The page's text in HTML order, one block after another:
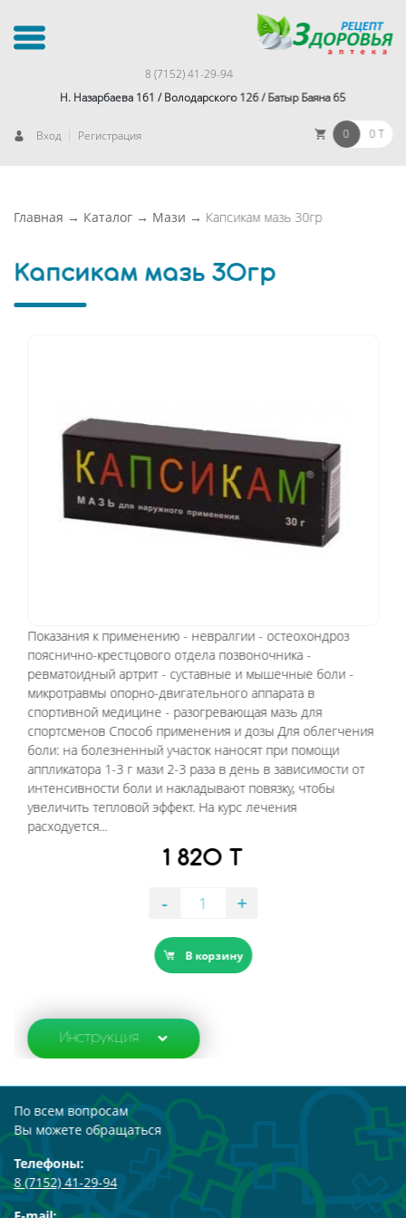
8 (7152) 41-29-94
Н. Назарбаева 161 / Володарского 126 / Батыр Баяна 65
Вход Регистрация 0 0 T
Главная → Каталог → Мази → Капсикам мазь 30гр
Капсикам мазь 30гр
Показания к применению - невралгии - остеохондроз
пояснично-крестцового отдела позвоночника -
ревматоидный артрит - суставные и мышечные боли -
микротравмы опорно-двигательного аппарата в
спортивной медицине - разогревающая мазь для
спортсменов Способ применения и дозы Для облегчения
боли: на болезненный участок наносят при помощи
аппликатора 1-3 г мази 2-3 раза в день в зависимости от
интенсивности боли и накладывают повязку, чтобы
увеличить тепловой эффект. На курс лечения
расходуется...
1 820 T
- +
В корзину
Инструкция
По всем вопросам
Вы можете обращаться
Телефоны:
8 (7152) 41-29-94